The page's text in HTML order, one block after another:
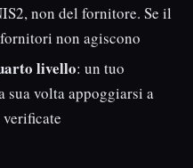
non del fornitore. Se il
non agiscono
livello: un tuo
sua volta appoggiarsi a